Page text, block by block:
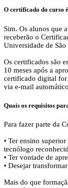
O certificado do curso
Sim. Os alunos que
receberão o
Universidade de São
Os certificados são
10 meses após a
certificado digital for
via e-mail
Quais os requisitos
Para fazer parte da
• Ter ensino
tecnólogo
• Ter vontade de
• Desejar
Mais do que